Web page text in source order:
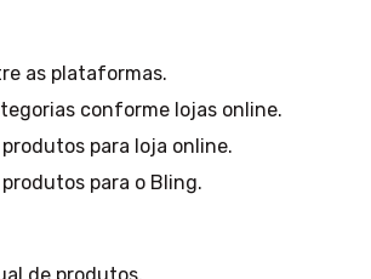
as plataformas.
conforme lojas online.
para loja online.
para o Bling.